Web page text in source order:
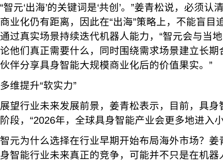
“智元‘出海’的关键词是‘共创’。”姜青松说，必须
商业化仍有距离，因此在“出海”策略上，不能盲目
通过真实场景持续迭代机器人能力，“智元会与当
论他们真正需要什么，同时围绕需求场景建立长
伙伴分享具身智能大规模商业化后的价值果实。”
多维提升“软实力”
展望行业未来发展前景，姜青松表示，目前，具
阶段，“2026年，全球具身智能产业会更多地进入
智元为什么选择在行业早期开始布局海外市场？
身智能行业未来真正的竞争，可能并不只是在机